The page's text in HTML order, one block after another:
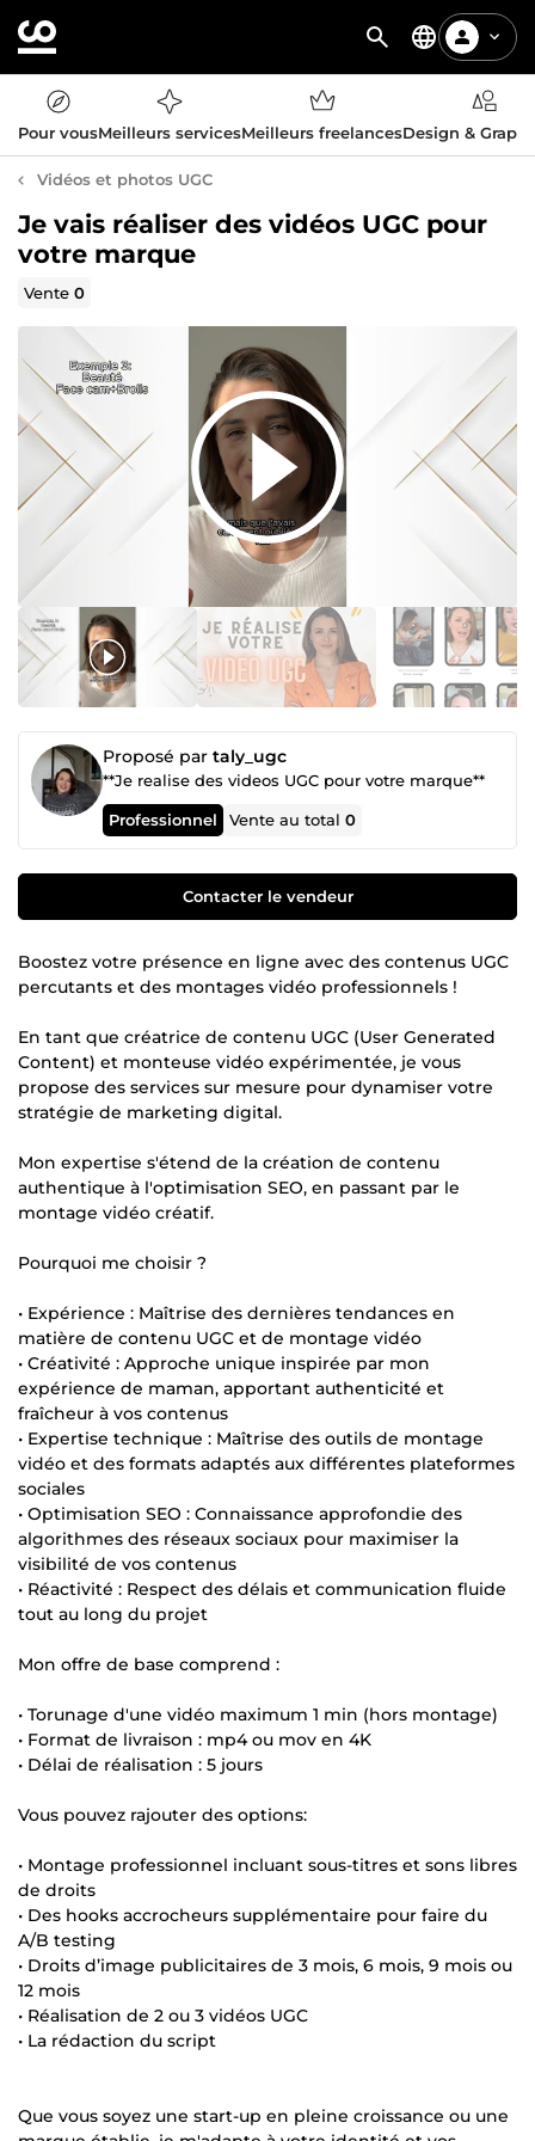
Pour vousMeilleurs servicesMeilleurs freelancesDesign &
Vidéos et photos UGC
Je vais réaliser des vidéos UGC pour
votre marque
Vente0
Proposé par taly_ugc
**Je realise des videos UGC pour votre marque**
Professionnel Vente au total0
Contacter le vendeur
Boostez votre présence en ligne avec des contenus UGC
percutants et des montages vidéo professionnels !
En tant que créatrice de contenu UGC (User Generated
Content) et monteuse vidéo expérimentée, je vous
propose des services sur mesure pour dynamiser votre
stratégie de marketing digital.
Mon expertise s'étend de la création de contenu
authentique à l'optimisation SEO, en passant par le
montage vidéo créatif.
Pourquoi me choisir ?
• Expérience : Maîtrise des dernières tendances en
matière de contenu UGC et de montage vidéo
• Créativité : Approche unique inspirée par mon
expérience de maman, apportant authenticité et
fraîcheur à vos contenus
• Expertise technique : Maîtrise des outils de montage
vidéo et des formats adaptés aux différentes plateformes
sociales
• Optimisation SEO : Connaissance approfondie des
algorithmes des réseaux sociaux pour maximiser la
visibilité de vos contenus
• Réactivité : Respect des délais et communication fluide
tout au long du projet
Mon offre de base comprend :
• Torunage d'une vidéo maximum 1 min (hors montage)
• Format de livraison : mp4 ou mov en 4K
• Délai de réalisation : 5 jours
Vous pouvez rajouter des options:
• Montage professionnel incluant sous-titres et sons libres
de droits
• Des hooks accrocheurs supplémentaire pour faire du
A/B testing
• Droits d’image publicitaires de 3 mois, 6 mois, 9 mois ou
12 mois
• Réalisation de 2 ou 3 vidéos UGC
• La rédaction du script
Que vous soyez une start-up en pleine croissance ou une